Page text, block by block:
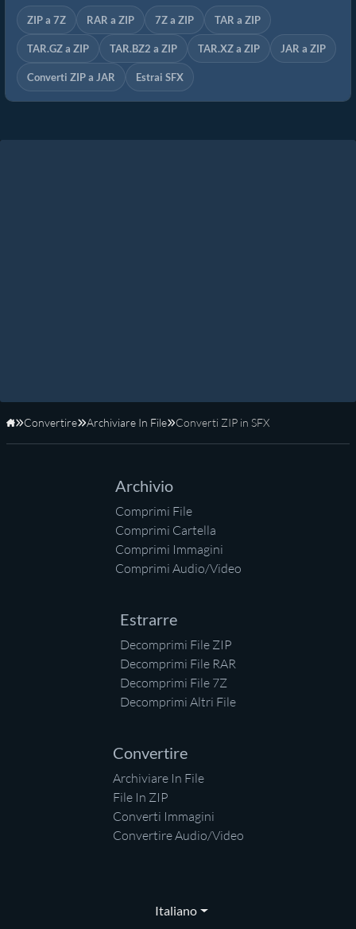
ZIP a 7Z RAR a ZIP 7Z a ZIP TAR a ZIP
TAR.GZ a ZIP TAR.BZ2 a ZIP TAR.XZ a ZIP JAR a ZIP
Converti ZIP a JAR Estrai SFX
Home
Convertire Archiviare In File Converti ZIP in SFX
Archivio
Comprimi File
Comprimi Cartella
Comprimi Immagini
Comprimi Audio/Video
Estrarre
Decomprimi File ZIP
Decomprimi File RAR
Decomprimi File 7Z
Decomprimi Altri File
Convertire
Archiviare In File
File In ZIP
Converti Immagini
Convertire Audio/Video
Italiano